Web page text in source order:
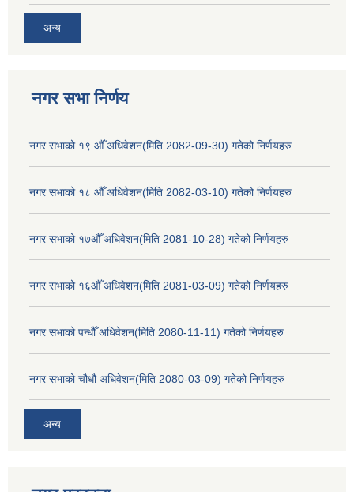
अन्य
नगर सभा निर्णय
नगर सभाको १९ औँ अधिवेशन(मिति 2082-09-30) गतेको निर्णयहरु
नगर सभाको १८ औँ अधिवेशन(मिति 2082-03-10) गतेको निर्णयहरु
नगर सभाको १७औँ अधिवेशन(मिति 2081-10-28) गतेको निर्णयहरु
नगर सभाको १६औँ अधिवेशन(मिति 2081-03-09) गतेको निर्णयहरु
नगर सभाको पन्धौँ अधिवेशन(मिति 2080-11-11) गतेको निर्णयहरु
नगर सभाको चौधौ अधिवेशन(मिति 2080-03-09) गतेको निर्णयहरु
अन्य